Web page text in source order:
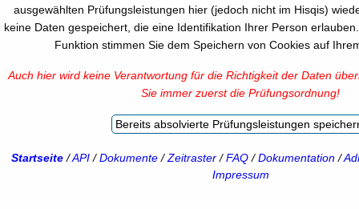
ausgewählten Prüfungsleistungen hier (jedoch nicht im Hisqis)
keine Daten gespeichert, die eine Identifikation Ihrer Person
Funktion stimmen Sie dem Speichern von Cookies auf
Auch hier wird keine Verantwortung für die Richtigkeit der Daten
Sie immer zuerst die Prüfungsordnung!
Bereits absolvierte Prüfungsleistungen
Startseite/API/Dokumente/Zeitraster/FAQ/Dokumentation/
Impressum